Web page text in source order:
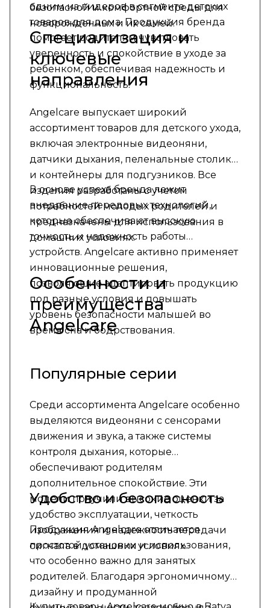
безопасной и комфортной среды для
новорожденных и их семей.
одним из лидеров в сегменте детских
товаров для дома. Продукция бренда
помогает родителям чувствовать
уверенность и спокойствие в уходе за
ребенком, обеспечивая надежность и
функциональность.
Специализация и
ключевые
направления
Angelcare выпускает широкий
ассортимент товаров для детского ухода,
включая электронные видеоняни,
датчики дыхания, пеленальные столики
и контейнеры для подгузников. Все
изделия разработаны с учетом
потребностей молодых родителей и
предназначены для использования в
домашних условиях.
В основе успеха бренда лежит
внедрение передовых технологий,
которые обеспечивают высокую
точность и надежность работы
устройств. Angelcare активно применяет
инновационные решения,
позволяющие адаптировать продукцию
под разные условия и повышать
уровень безопасности малышей во
время сна и бодрствования.
Особенности и
преимущества
Angelcare
Популярные серии
Среди ассортимента Angelcare особенно
выделяются видеоняни с сенсорами
движения и звука, а также системы
контроля дыхания, которые
обеспечивают родителям
дополнительное спокойствие. Эти
модели получили высокие оценки за
удобство эксплуатации, четкость
изображения и надежность передачи
сигнала в домашних условиях.
Удобство и безопасность
Продукция Angelcare отличается
простотой установки и использования,
что особенно важно для занятых
родителей. Благодаря эргономичному
дизайну и продуманной